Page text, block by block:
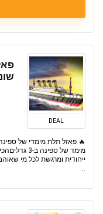
DEAL
מימד של
ייחודית ומרגשת לכל מי
...